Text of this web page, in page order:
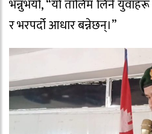
भन्नुभयो, “यो तालिम लिने
र भरपर्दो आधार बन्नेछन्।”